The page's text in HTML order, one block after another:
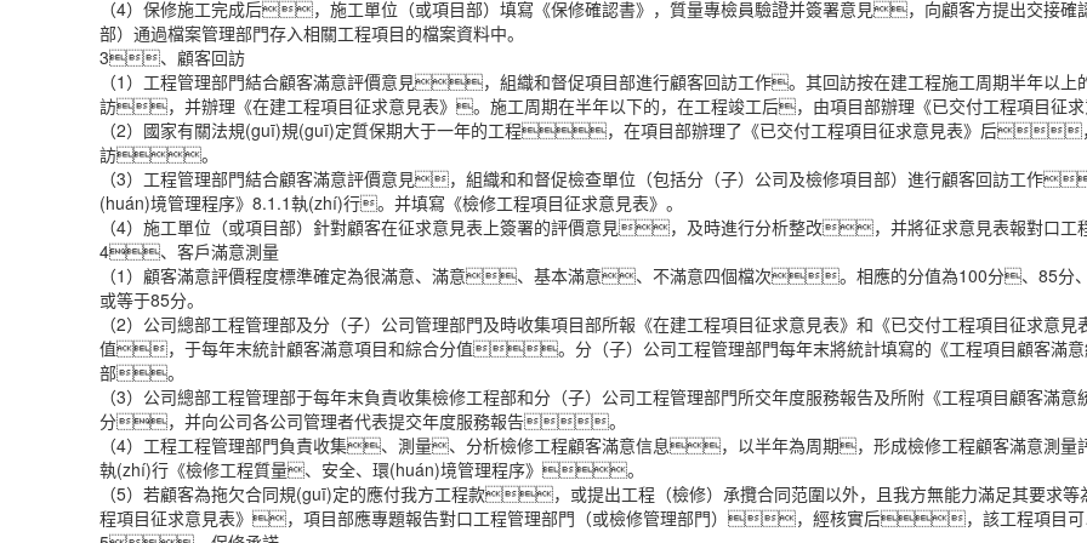
（4）保修施工完成后，施工單位（或項目部）填寫《保修確認書》，質量專檢員驗證并簽署意見，向顧客方提出交
部）通過檔案管理部門存入相關工程項目的檔案資料中。
3、顧客回訪
（1）工程管理部門結合顧客滿意評價意見，組織和督促項目部進行顧客回訪工作。其回訪按在建工程施工周期半年以上
訪，并辦理《在建工程項目征求意見表》。施工周期在半年以下的，在工程竣工后，由項目部辦理《已交付工程項目征
（2）國家有關法規(guī)規(guī)定質保期大于一年的工程，在項目部辦理了《已交付工程項目征求意見表》后
訪。
（3）工程管理部門結合顧客滿意評價意見，組織和和督促檢查單位（包括分（子）公司及檢修項目部）進行顧客回訪
(huán)境管理程序》8.1.1執(zhí)行。并填寫《檢修工程項目征求意見表》。
（4）施工單位（或項目部）針對顧客在征求意見表上簽署的評價意見，及時進行分析整改，并將征求意見表報對口工
4、客戶滿意測量
（1）顧客滿意評價程度標準確定為很滿意、滿意、基本滿意、不滿意四個檔次。相應的分值為100分、85
或等于85分。
（2）公司總部工程管理部及分（子）公司管理部門及時收集項目部所報《在建工程項目征求意見表》和《已交付工程項目征求
值，于每年末統計顧客滿意項目和綜合分值。分（子）公司工程管理部門每年末將統計填寫的《工程項目顧客滿意
部。
（3）公司總部工程管理部于每年末負責收集檢修工程部和分（子）公司工程管理部門所交年度服務報告及所附《工程項目顧客滿
分，并向公司各公司管理者代表提交年度服務報告。
（4）工程工程管理部門負責收集、測量、分析檢修工程顧客滿意信息，以半年為周期，形成檢修工程顧客滿意測
執(zhí)行《檢修工程質量、安全、環(huán)境管理程序》。
（5）若顧客為拖欠合同規(guī)定的應付我方工程款，或提出工程（檢修）承攬合同范圍以外，且我方無能力滿足其要求
程項目征求意見表》，項目部應專題報告對口工程管理部門（或檢修管理部門），經核實后，該工程項目可